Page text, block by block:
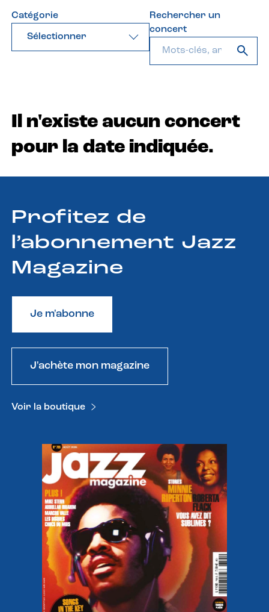
Catégorie
Sélectionner
Rechercher un
concert
Il n'existe aucun concert
pour la date indiquée.
Profitez de
l’abonnement Jazz
Magazine
Je m'abonne
J'achète mon magazine
Voir la boutique